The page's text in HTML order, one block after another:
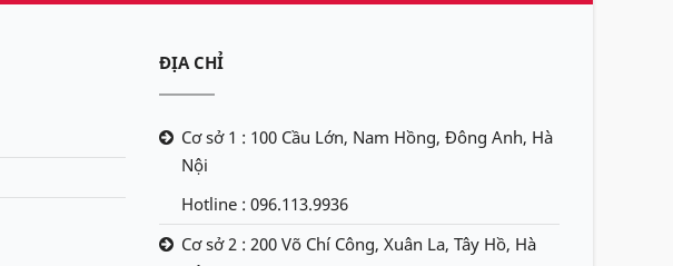
ĐỊA CHỈ
Cơ sở 1 : 100 Cầu Lớn, Nam Hồng, Đông Anh, Hà
Nội
Hotline : 096.113.9936
Cơ sở 2 : 200 Võ Chí Công, Xuân La, Tây Hồ, Hà